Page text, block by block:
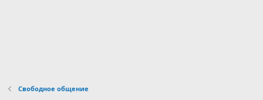
Свободное общение